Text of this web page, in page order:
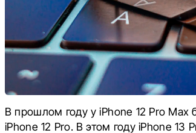
В прошлом году у iPhone 12 Pro
iPhone 12 Pro. В этом году iPhone